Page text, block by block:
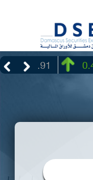
3.91 0.42%